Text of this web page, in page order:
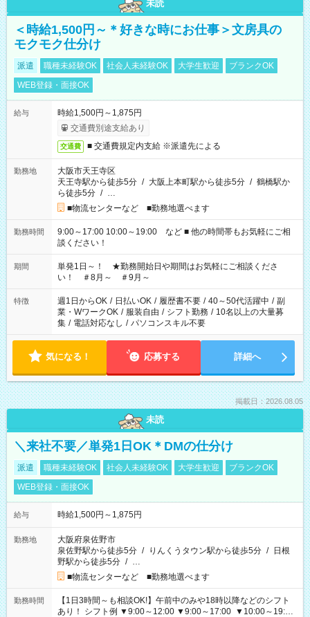
未読
＜時給1,500円～＊好きな時にお仕事＞文房具の
モクモク仕分け
派遣 職種未経験OK 社会人未経験OK 大学生歓迎
ブランクOK
WEB登録・面接OK
給与
時給1,500円～1,875円
交通費別途支給あり
交通費 ■ 交通費規定内支給 ※派遣先による
勤務地
大阪市天王寺区
天王寺駅から徒歩5分 / 大阪上本町駅から徒歩5分 / 鶴橋駅か
ら徒歩5分 / …
■物流センターなど ■勤務地選べます
勤務時間
9:00～17:00 10:00～19:00 など ■ 他の時間帯もお気軽にご相
談ください！
期間
単発1日～！ ★勤務開始日や期間はお気軽にご相談くださ
い！ ＃8月～ ＃9月～
特徴 週1日からOK / 日払いOK / 履歴書不要 / 40～50代活躍中 / 副
業・WワークOK / 服装自由 / シフト勤務 / 10名以上の大量募
集 / 電話対応なし / パソコンスキル不要
気になる！ 応募する 詳細へ
掲載日：2026.08.05
未読
＼来社不要／単発1日OK＊DMの仕分け
派遣 職種未経験OK 社会人未経験OK 大学生歓迎
ブランクOK
WEB登録・面接OK
給与 時給1,500円～1,875円
勤務地
大阪府泉佐野市
泉佐野駅から徒歩5分 / りんくうタウン駅から徒歩5分 / 日根
野駅から徒歩5分 / …
■物流センターなど ■勤務地選べます
勤務時間
【1日3時間～も相談OK!】午前中のみや18時以降などのシフト
あり！ シフト例 ▼9:00～12:00 ▼9:00～17:00 ▼10:00～19:00